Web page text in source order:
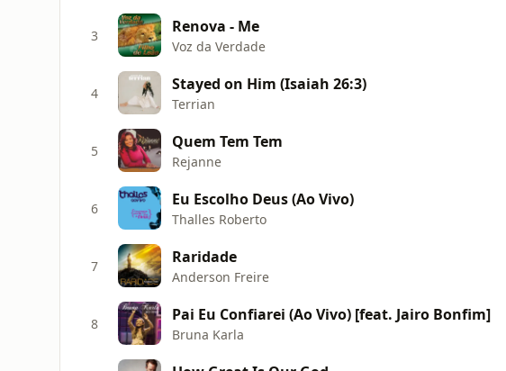
3 Renova - Me
Voz da Verdade
4 Stayed on Him (Isaiah 26:3)
Terrian
5 Quem Tem Tem
Rejanne
6 Eu Escolho Deus (Ao Vivo)
Thalles Roberto
7 Raridade
Anderson Freire
8 Pai Eu Confiarei (Ao Vivo) [feat. Jairo Bonfim]
Bruna Karla